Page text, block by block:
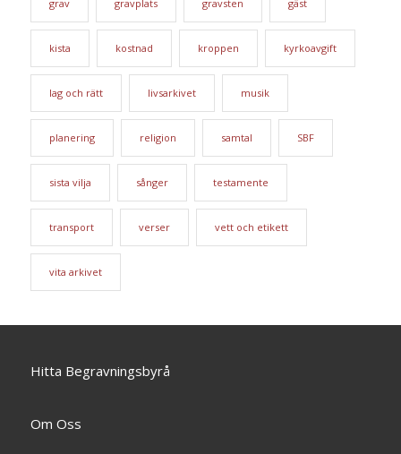
grav gravplats gravsten gäst
kista kostnad kroppen kyrkoavgift
lag och rätt livsarkivet musik
planering religion samtal SBF
sista vilja sånger testamente
transport verser vett och etikett
vita arkivet
Hitta Begravningsbyrå
Om Oss